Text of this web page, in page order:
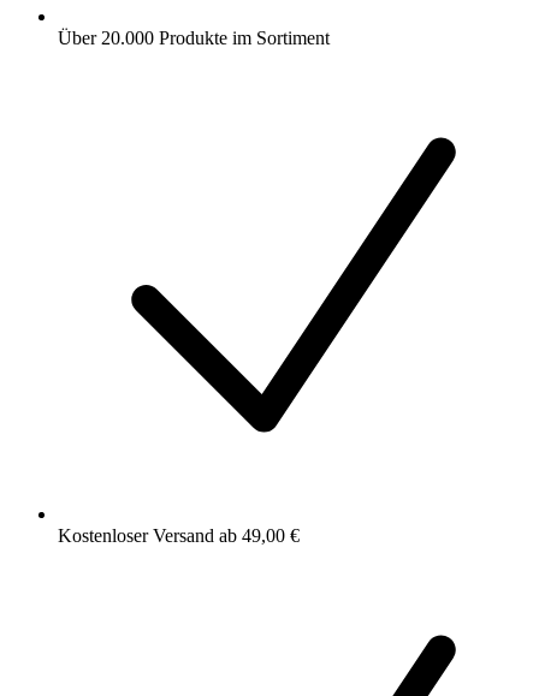
Über 20.000 Produkte im Sortiment
Kostenloser Versand ab 49,00 €